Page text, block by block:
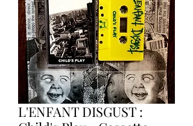
L'ENFANT DISGUST :